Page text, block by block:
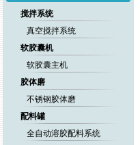
搅拌系统
真空搅拌系统
软胶囊机
软胶囊主机
胶体磨
不锈钢胶体磨
配料罐
全自动溶胶配料系统